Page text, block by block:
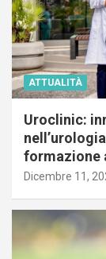
ATTUALITÀ
Uroclinic:
formazione
Dicembre 11,